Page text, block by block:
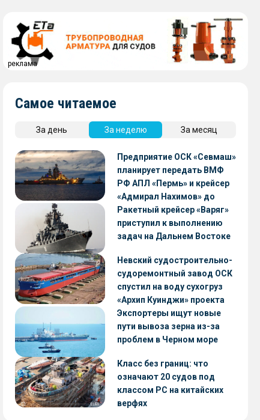
реклама
Самое читаемое
За день За неделю За месяц
Предприятие ОСК «Севмаш»
планирует передать ВМФ
РФ АПЛ «Пермь» и крейсер
«Адмирал Нахимов» до
конца 2026 года
Ракетный крейсер «Варяг»
приступил к выполнению
задач на Дальнем Востоке
Невский судостроительно-
судоремонтный завод ОСК
спустил на воду сухогруз
«Архип Куинджи» проекта
RSD59
Экспортеры ищут новые
пути вывоза зерна из-за
проблем в Черном море
Класс без границ: что
означают 20 судов под
классом РС на китайских
верфях